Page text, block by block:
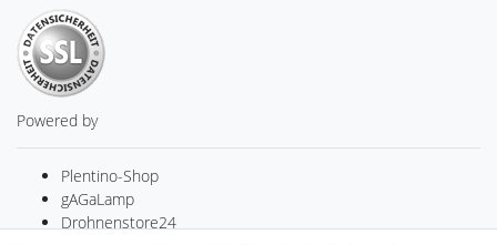
Powered by
Plentino-Shop
gAGaLamp
Drohnenstore24